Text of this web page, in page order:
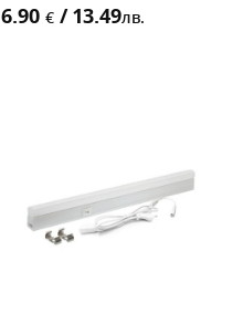
6.90 € / 13.49лв.